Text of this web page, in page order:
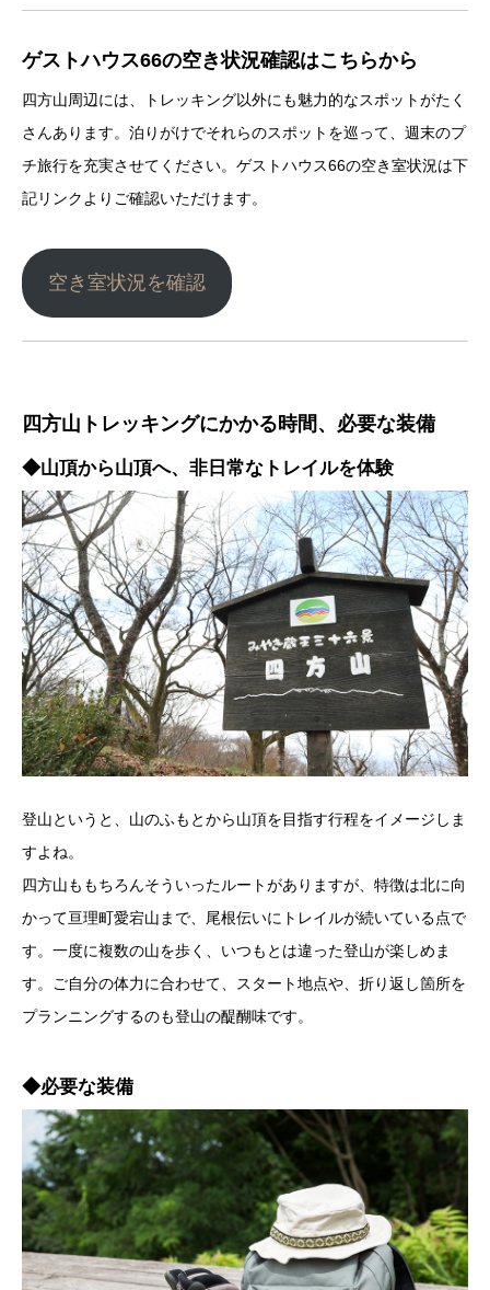
ゲストハウス66の空き状況確認はこちらから
四方山周辺には、トレッキング以外にも魅力的なスポットがたく
さんあります。泊りがけでそれらのスポットを巡って、週末のプ
チ旅行を充実させてください。ゲストハウス66の空き室状況は下
記リンクよりご確認いただけます。
空き室状況を確認
四方山トレッキングにかかる時間、必要な装備
◆山頂から山頂へ、非日常なトレイルを体験
登山というと、山のふもとから山頂を目指す行程をイメージしま
すよね。
四方山ももちろんそういったルートがありますが、特徴は北に向
かって亘理町愛宕山まで、尾根伝いにトレイルが続いている点で
す。一度に複数の山を歩く、いつもとは違った登山が楽しめま
す。ご自分の体力に合わせて、スタート地点や、折り返し箇所を
プランニングするのも登山の醍醐味です。
◆必要な装備